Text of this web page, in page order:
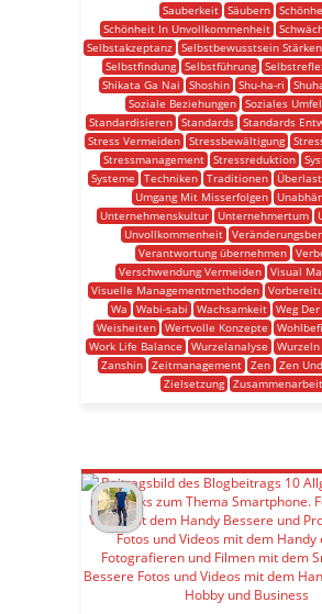
Sauberkeit
Säubern
Schönheit In Unvollkommenheit
Selbstakzeptanz
Selbstbewusstsein Stärken
Selbstfindung Selbstführung
Shikata Ga Nai
Shoshin Shu-ha-ri
Soziale Beziehungen
Soziales
Standardisieren
Standards Standards
Stress Vermeiden Stressbewältigung
Stressmanagement Stressreduktion
Systeme
Techniken Traditionen
Umgang Mit Misserfolgen
Unternehmenskultur
Unternehmertum
Unvollkommenheit
Verantwortung übernehmen
Verschwendung Vermeiden
Visual
Visuelle Managementmethoden
Wa
Wabi-sabi Wachsamkeit Weg
Weisheiten Wertvolle Konzepte
Work Life Balance
Wurzelanalyse
Zanshin Zeitmanagement Zen Zen
Zielsetzung Zusammenarbeit